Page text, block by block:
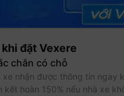
đặt Vexere
chắn có chỗ
xe nhận được thông tin ngay
kết hoàn 150% nếu nhà xe